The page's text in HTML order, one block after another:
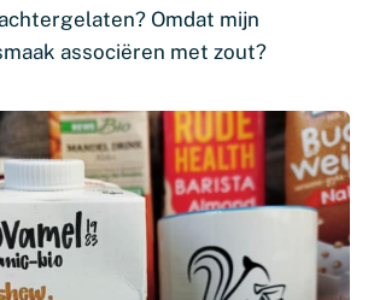
Omdat mijn
associëren met zout?